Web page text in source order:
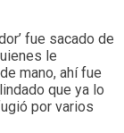
fue sacado de
le
mano, ahí fue
que ya lo
por varios